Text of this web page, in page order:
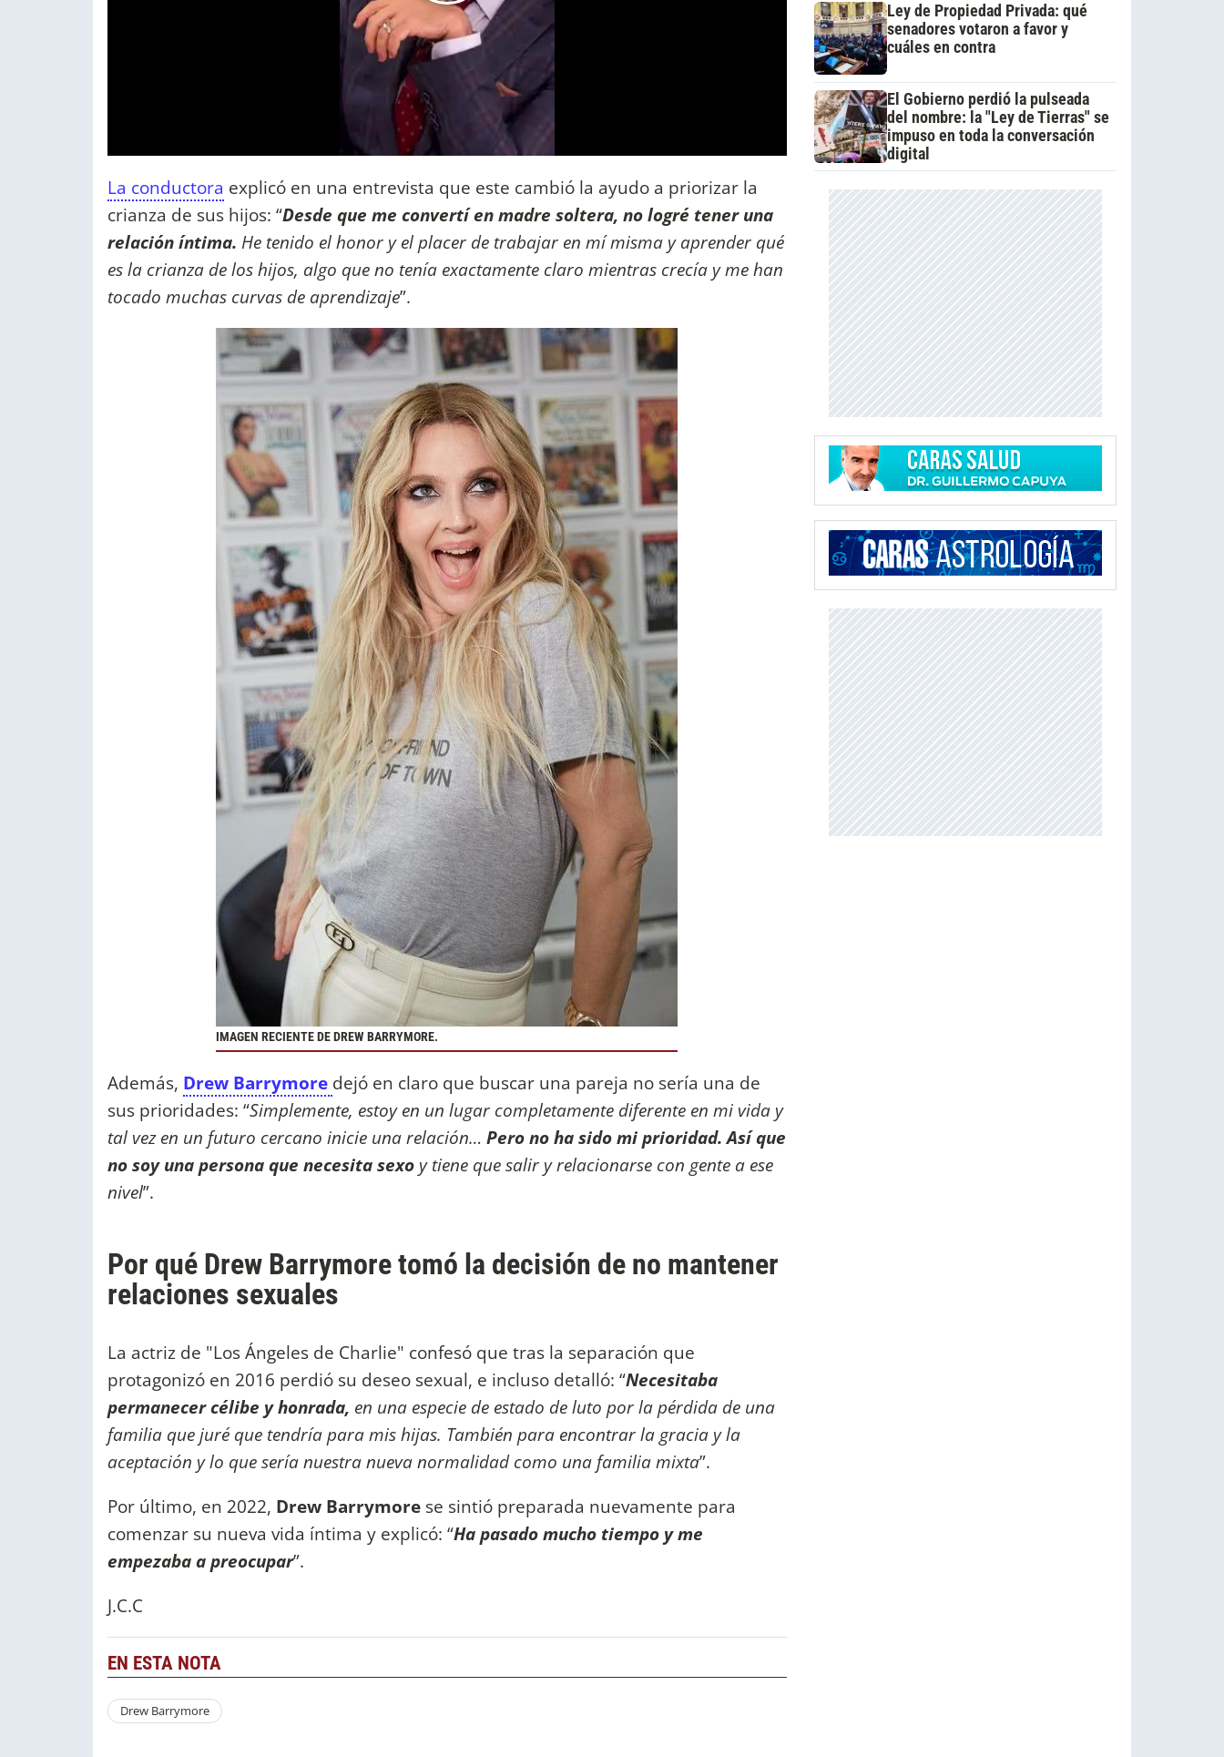
La conductora explicó en una entrevista que este cambió la ayudo a priorizar la
crianza de sus hijos: “Desde que me convertí en madre soltera, no logré tener una
relación íntima. He tenido el honor y el placer de trabajar en mí misma y aprender qué
es la crianza de los hijos, algo que no tenía exactamente claro mientras crecía y me han
tocado muchas curvas de aprendizaje”.
IMAGEN RECIENTE DE DREW BARRYMORE.
Además, Drew Barrymore dejó en claro que buscar una pareja no sería una de
sus prioridades: “Simplemente, estoy en un lugar completamente diferente en mi vida y
tal vez en un futuro cercano inicie una relación… Pero no ha sido mi prioridad. Así que
no soy una persona que necesita sexo y tiene que salir y relacionarse con gente a ese
nivel”.
Por qué Drew Barrymore tomó la decisión de no mantener
relaciones sexuales
La actriz de "Los Ángeles de Charlie" confesó que tras la separación que
protagonizó en 2016 perdió su deseo sexual, e incluso detalló: “Necesitaba
permanecer célibe y honrada, en una especie de estado de luto por la pérdida de una
familia que juré que tendría para mis hijas. También para encontrar la gracia y la
aceptación y lo que sería nuestra nueva normalidad como una familia mixta”.
Por último, en 2022, Drew Barrymore se sintió preparada nuevamente para
comenzar su nueva vida íntima y explicó: “Ha pasado mucho tiempo y me
empezaba a preocupar”.
J.C.C
EN ESTA NOTA
Drew Barrymore
Ley de Propiedad Privada: qué
senadores votaron a favor y
cuáles en contra
El Gobierno perdió la pulseada
del nombre: la "Ley de Tierras" se
impuso en toda la conversación
digital